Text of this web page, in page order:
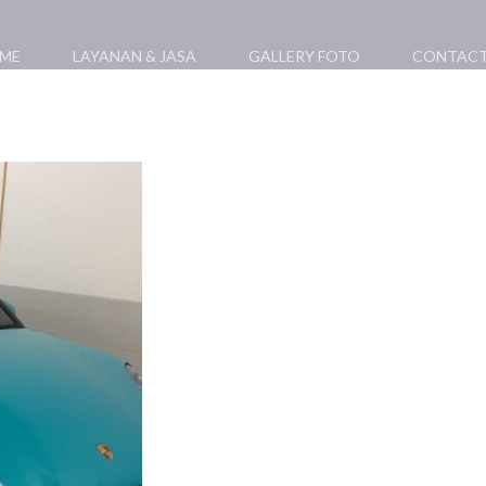
LAYANAN & JASA GALLERY FOTO